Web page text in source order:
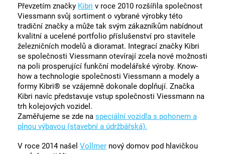
Převzetím značky Kibri v roce 2010 rozšířila společnost
Viessmann svůj sortiment o vybrané výrobky této
tradiční značky a může tak svým zákazníkům nabídnout
kvalitní a ucelené portfolio příslušenství pro stavitele
železničních modelů a dioramat. Integrací značky Kibri
se společnosti Viessmann otevírají zcela nové možnosti
na poli prosperující funkční modelářské výroby. Know-
how a technologie společnosti Viessmann a modely a
formy Kibri® se vzájemně dokonale doplňují. Značka
Kibri navíc představuje vstup společnosti Viessmann na
trh kolejových vozidel.
Zaměřujeme se zde na speciální vozidla s pohonem a
plnou výbavou (stavební a údržbářská).
V roce 2014 našel Vollmer nový domov pod hlavičkou